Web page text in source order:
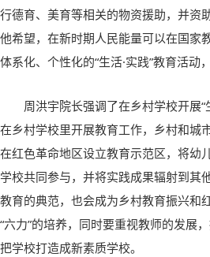
行德育、美育等相关的物资援助，并资
他希望，在新时期人民能量可以在国家
体系化、个性化的“生活·实践”教育活
周洪宇院长强调了在乡村学校开展
在乡村学校里开展教育工作，乡村和城
在红色革命地区设立教育示范区，将幼
学校共同参与，并将实践成果辐射到其
教育的典范，也会成为乡村教育振兴和
“六力”的培养，同时要重视教师的发展
把学校打造成新素质学校。